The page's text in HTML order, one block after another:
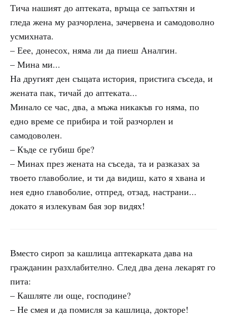
Тича нашият до аптеката, връща се запъхтян и
гледа жена му разчорлена, зачервена и самодоволно
усмихната.
– Еее, донесох, няма ли да пиеш Аналгин.
– Мина ми...
На другият ден същата история, пристига съседа, и
жената пак, тичай до аптеката...
Минало се час, два, а мъжа никакъв го няма, по
едно време се прибира и той разчорлен и
самодоволен.
– Къде се губиш бре?
– Минах през жената на съседа, та и разказах за
твоето главоболие, и ти да видиш, като я хвана и
нея едно главоболие, отпред, отзад, настрани...
докато я излекувам бая зор видях!
Вместо сироп за кашлица аптекарката дава на
гражданин разхлабително. След два дена лекарят го
пита:
– Кашляте ли още, господине?
– Не смея и да помисля за кашлица, докторе!